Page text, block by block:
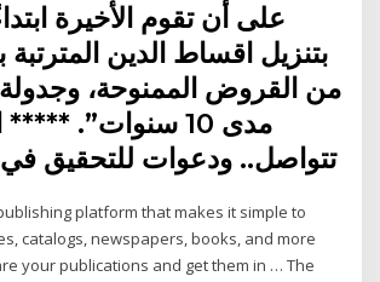
بتنزيل اقساط الدين المترتبة
من القروض الممنوحة،
مدى 10 سنوات”.
تتواصل.. ودعوات للتحقيق في
platform that makes it simple to
catalogs, newspapers, books, and more
your publications and get them in … The